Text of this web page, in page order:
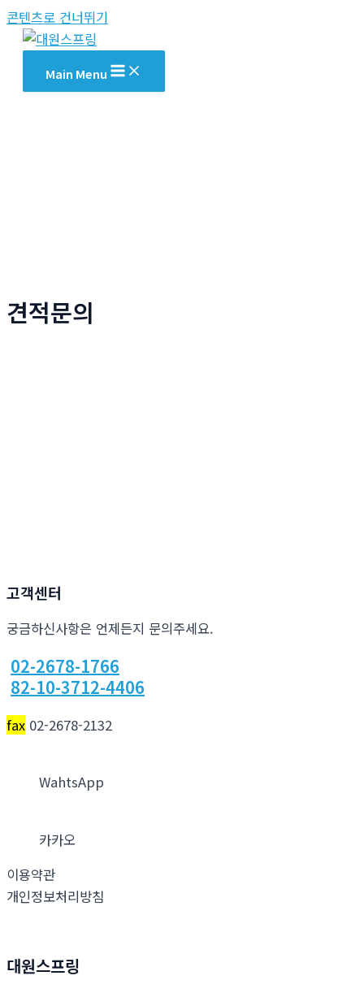
콘텐츠로 건너뛰기
Main Menu
견적문의
고객센터
궁금하신사항은 언제든지 문의주세요.
02-2678-1766
82-10-3712-4406
fax 02-2678-2132
WahtsApp
카카오
이용약관
개인정보처리방침
대원스프링